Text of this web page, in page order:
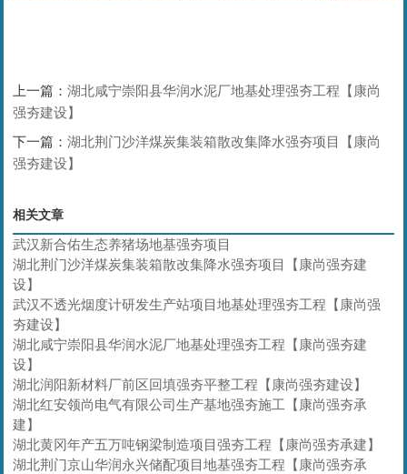
上一篇：湖北咸宁崇阳县华润水泥厂地基处理强夯工程【康尚
强夯建设】
下一篇：湖北荆门沙洋煤炭集装箱散改集降水强夯项目【康尚
强夯建设】
相关文章
武汉新合佑生态养猪场地基强夯项目
湖北荆门沙洋煤炭集装箱散改集降水强夯项目【康尚强夯建
设】
武汉不透光烟度计研发生产站项目地基处理强夯工程【康尚强
夯建设】
湖北咸宁崇阳县华润水泥厂地基处理强夯工程【康尚强夯建
设】
湖北润阳新材料厂前区回填强夯平整工程【康尚强夯建设】
湖北红安领尚电气有限公司生产基地强夯施工【康尚强夯承
建】
湖北黄冈年产五万吨钢梁制造项目强夯工程【康尚强夯承建】
湖北荆门京山华润永兴储配项目地基强夯工程【康尚强夯承